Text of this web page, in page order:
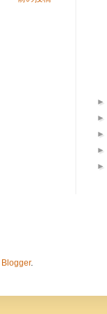
►
►
►
►
►
Blogger.